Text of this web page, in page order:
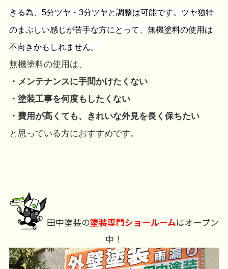
きる為、5分ツヤ・3分ツヤと調整は可能です。ツヤ独特
のまぶしい感じが苦手な方にとって、無機塗料の使用は
不向きかもしれません。
無機塗料の使用は、
・メンテナンスに手間かけたくない
・塗装工事を何度もしたくない
・費用が高くても、きれいな外見を長く保ちたい
と思っている方におすすめです。
田中塗装の塗装専門ショールームはオープン
中！